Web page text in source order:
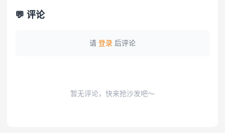
💬 评论
请 登录 后评论
暂无评论，快来抢沙发吧～